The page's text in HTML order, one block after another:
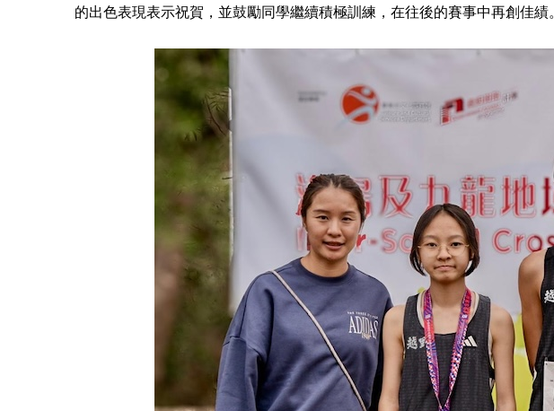
的出色表現表示祝賀，並鼓勵同學繼續積極訓練，在往後的賽事中再創佳績。